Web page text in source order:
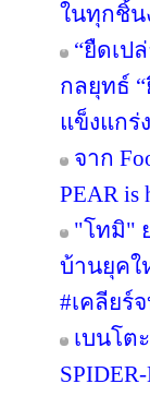
ในทุกชิ้น
“ยืดเป
กลยุทธ์
แข็งแกร่
จาก
PEAR
"โทมิ"
บ้านยุคใ
#เคลียร์
เบนโต